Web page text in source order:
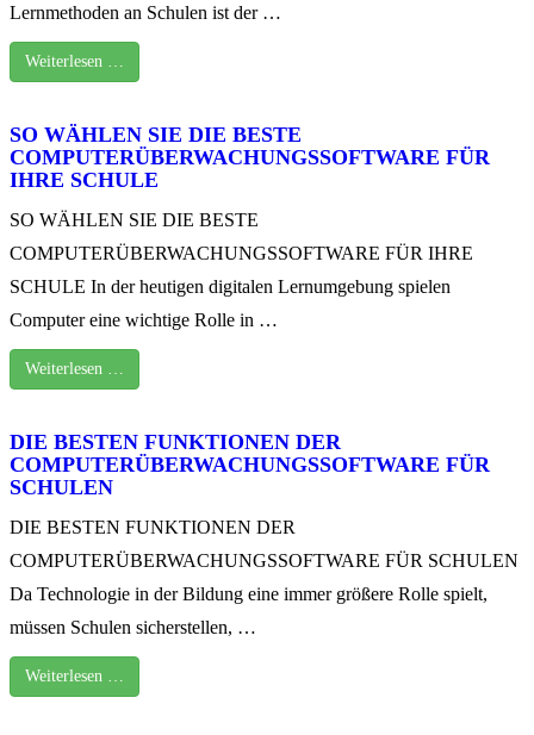
Lernmethoden an Schulen ist der …
Weiterlesen …
SO WÄHLEN SIE DIE BESTE
COMPUTERÜBERWACHUNGSSOFTWARE FÜR
IHRE SCHULE
SO WÄHLEN SIE DIE BESTE
COMPUTERÜBERWACHUNGSSOFTWARE FÜR IHRE
SCHULE In der heutigen digitalen Lernumgebung spielen
Computer eine wichtige Rolle in …
Weiterlesen …
DIE BESTEN FUNKTIONEN DER
COMPUTERÜBERWACHUNGSSOFTWARE FÜR
SCHULEN
DIE BESTEN FUNKTIONEN DER
COMPUTERÜBERWACHUNGSSOFTWARE FÜR SCHULEN
Da Technologie in der Bildung eine immer größere Rolle spielt,
müssen Schulen sicherstellen, …
Weiterlesen …